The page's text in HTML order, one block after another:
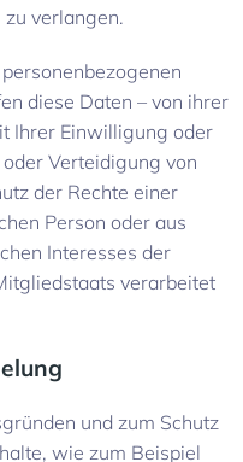
verlangen.
diese Daten – von ihrer
Ihrer Einwilligung oder
Verteidigung von
der Rechte einer
Person oder aus
Interesses der
verarbeitet
und zum Schutz
wie zum Beispiel